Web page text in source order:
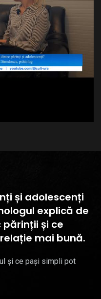
și adolescenți
explică de
și ce
mai bună.
și ce pași simpli pot